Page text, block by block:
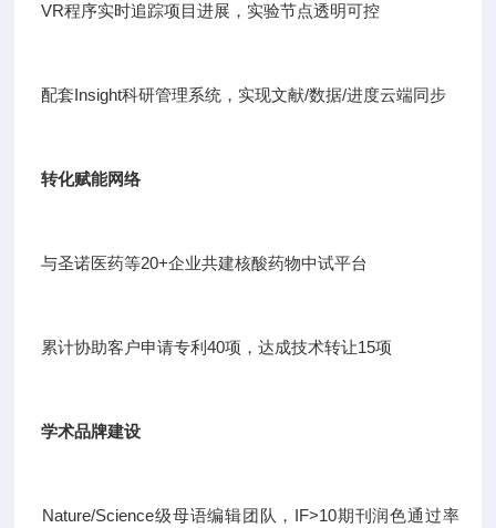
VR程序实时追踪项目进展，实验节点透明可控
配套Insight科研管理系统，实现文献/数据/进度云端同步
转化赋能网络
与圣诺医药等20+企业共建核酸药物中试平台
累计协助客户申请专利40项，达成技术转让15项
学术品牌建设
Nature/Science级母语编辑团队，IF>10期刊润色通过率